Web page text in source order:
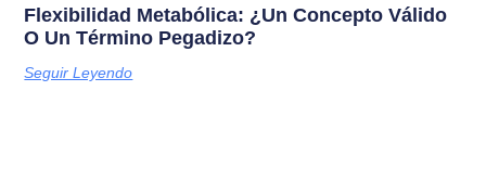
Flexibilidad Metabólica: ¿Un Concepto Válido
O Un Término Pegadizo?
Seguir Leyendo